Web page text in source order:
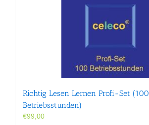
auf.
Optionen
auf
Produktseite
gewählt
Richtig Lesen Lernen Profi-Set (100
Betriebsstunden)
€99,00